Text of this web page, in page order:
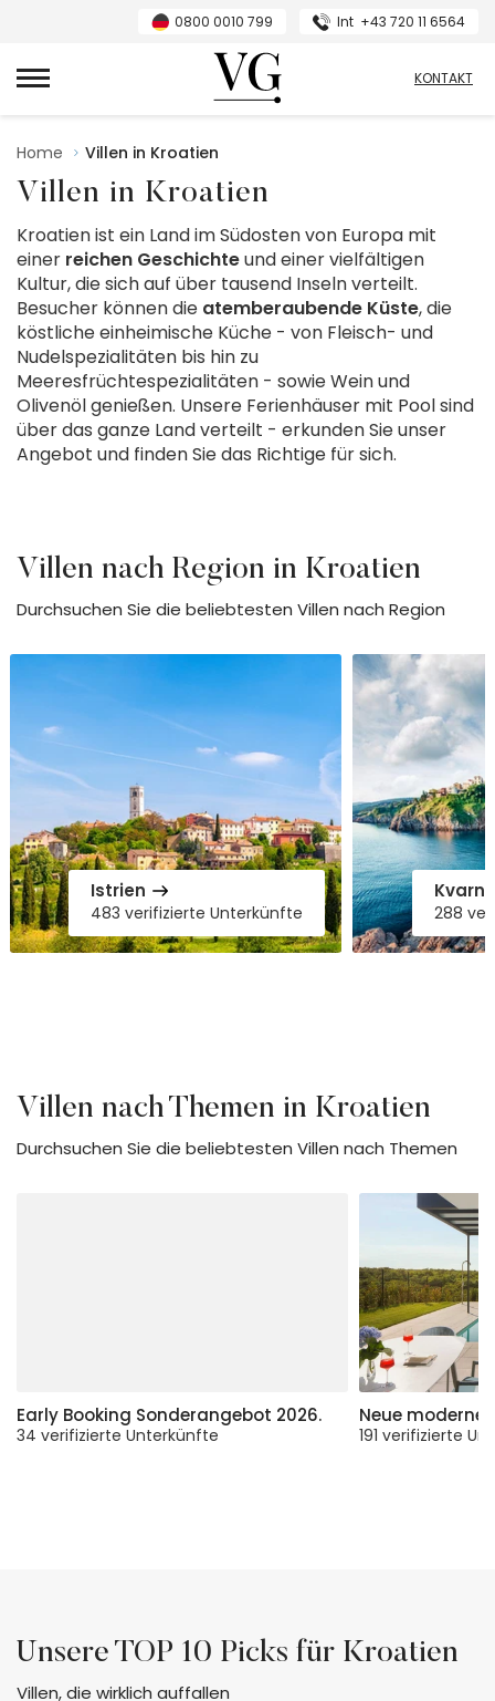
0800 0010 799 Int +43 720 11 6564
VillasGuide
KONTAKT
Home Villen in Kroatien
Villen in Kroatien
Kroatien ist ein Land im Südosten von Europa mit
einer reichen Geschichteund einer vielfältigen
Kultur, die sich auf über tausend Inseln verteilt.
Besucher können die atemberaubende Küste, die
köstliche einheimische Küche - von Fleisch- und
Nudelspezialitäten bis hin zu
Meeresfrüchtespezialitäten - sowie Wein und
Olivenöl genießen. Unsere Ferienhäuser mit Pool sind
über das ganze Land verteilt - erkunden Sie unser
Angebot und finden Sie das Richtige für sich.
Villen nach Region in Kroatien
Durchsuchen Sie die beliebtesten Villen nach Region
Istrien
483 verifizierte Unterkünfte 288
Villen nach Themen in Kroatien
Durchsuchen Sie die beliebtesten Villen nach Themen
Early Booking Sonderangebot 2026.
34 verifizierte Unterkünfte
Neue moderne
191 verifizierte
Unsere TOP 10 Picks für Kroatien
Villen, die wirklich auffallen